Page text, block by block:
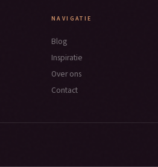
NAVIGATIE
Blog
Inspiratie
Over ons
Contact